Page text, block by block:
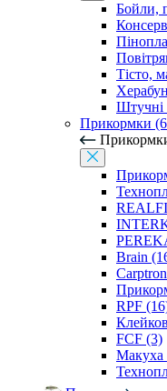
Бойли,
Тісто,
Штучні
Прикормки
Brain
RPF
FCF (3)
Макуха